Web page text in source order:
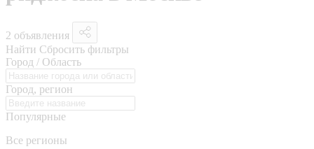
2 объявления
Найти Сбросить фильтры
Город / Область
Город, регион
Популярные
Все регионы